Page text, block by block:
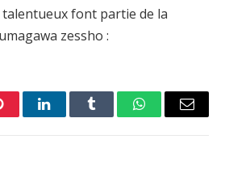
talentueux font partie de la
zessho :
LinkedInTumblr WhatsAppEmail